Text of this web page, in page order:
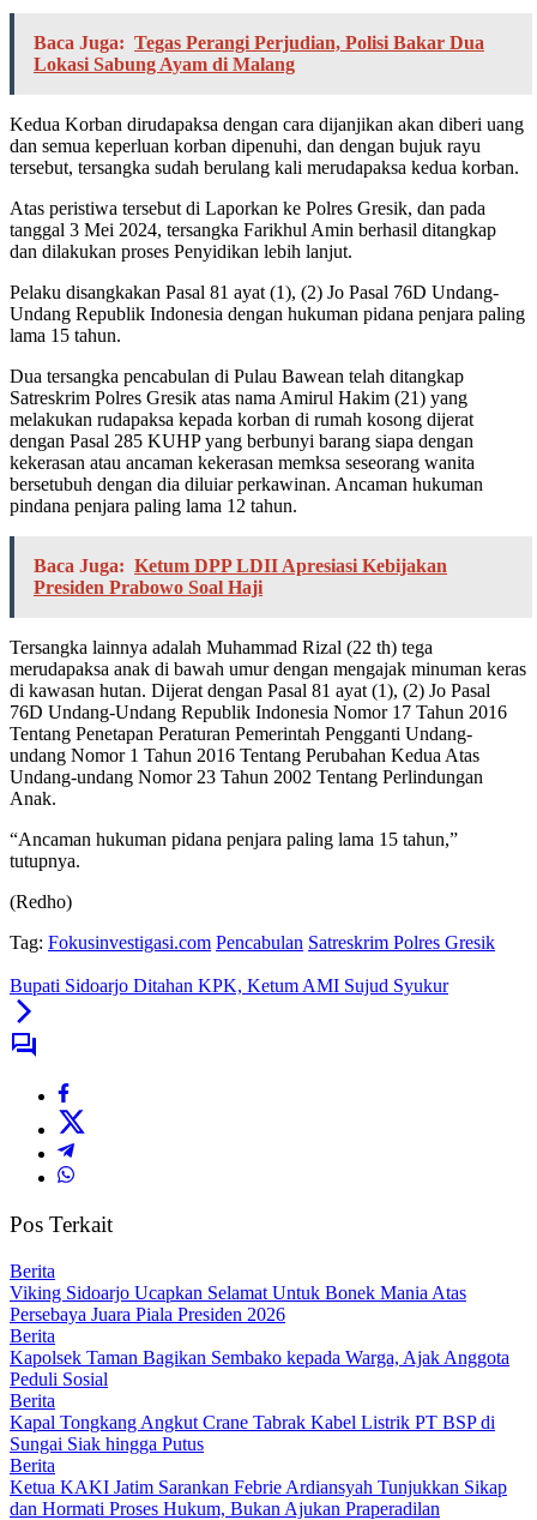
Baca Juga: Tegas Perangi Perjudian, Polisi Bakar Dua
Lokasi Sabung Ayam di Malang
Kedua Korban dirudapaksa dengan cara dijanjikan akan diberi uang
dan semua keperluan korban dipenuhi, dan dengan bujuk rayu
tersebut, tersangka sudah berulang kali merudapaksa kedua korban.
Atas peristiwa tersebut di Laporkan ke Polres Gresik, dan pada
tanggal 3 Mei 2024, tersangka Farikhul Amin berhasil ditangkap
dan dilakukan proses Penyidikan lebih lanjut.
Pelaku disangkakan Pasal 81 ayat (1), (2) Jo Pasal 76D Undang-
Undang Republik Indonesia dengan hukuman pidana penjara paling
lama 15 tahun.
Dua tersangka pencabulan di Pulau Bawean telah ditangkap
Satreskrim Polres Gresik atas nama Amirul Hakim (21) yang
melakukan rudapaksa kepada korban di rumah kosong dijerat
dengan Pasal 285 KUHP yang berbunyi barang siapa dengan
kekerasan atau ancaman kekerasan memksa seseorang wanita
bersetubuh dengan dia diluiar perkawinan. Ancaman hukuman
pindana penjara paling lama 12 tahun.
Baca Juga: Ketum DPP LDII Apresiasi Kebijakan
Presiden Prabowo Soal Haji
Tersangka lainnya adalah Muhammad Rizal (22 th) tega
merudapaksa anak di bawah umur dengan mengajak minuman keras
di kawasan hutan. Dijerat dengan Pasal 81 ayat (1), (2) Jo Pasal
76D Undang-Undang Republik Indonesia Nomor 17 Tahun 2016
Tentang Penetapan Peraturan Pemerintah Pengganti Undang-
undang Nomor 1 Tahun 2016 Tentang Perubahan Kedua Atas
Undang-undang Nomor 23 Tahun 2002 Tentang Perlindungan
Anak.
“Ancaman hukuman pidana penjara paling lama 15 tahun,”
tutupnya.
(Redho)
Tag: Fokusinvestigasi.com Pencabulan Satreskrim Polres Gresik
Bupati Sidoarjo Ditahan KPK, Ketum AMI Sujud Syukur
Pos Terkait
Berita
Viking Sidoarjo Ucapkan Selamat Untuk Bonek Mania Atas
Persebaya Juara Piala Presiden 2026
Berita
Kapolsek Taman Bagikan Sembako kepada Warga, Ajak Anggota
Peduli Sosial
Berita
Kapal Tongkang Angkut Crane Tabrak Kabel Listrik PT BSP di
Sungai Siak hingga Putus
Berita
Ketua KAKI Jatim Sarankan Febrie Ardiansyah Tunjukkan Sikap
dan Hormati Proses Hukum, Bukan Ajukan Praperadilan